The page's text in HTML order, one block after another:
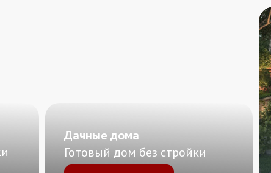
Дачные дома
Готовый дом без стройки